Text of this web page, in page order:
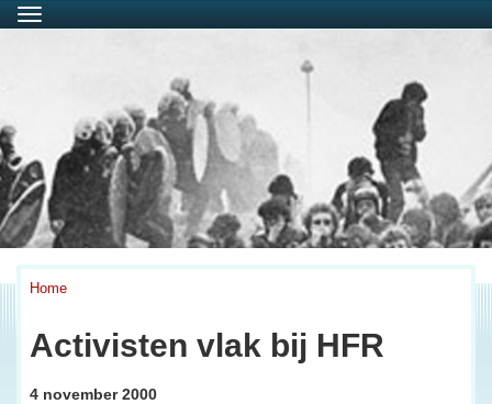
Menu
Home
Activisten vlak bij HFR
4 november 2000